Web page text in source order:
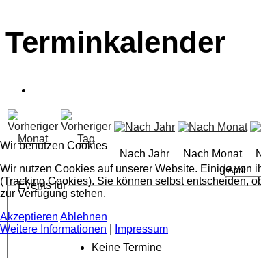
Terminkalender
Nach Jahr Nach Monat
Events für
Keine Termine
Wir benutzen Cookies
Wir nutzen Cookies auf unserer Website. Einige von
(Tracking Cookies). Sie können selbst entscheiden,
zur Verfügung stehen.
Akzeptieren Ablehnen
Weitere Informationen
Impressum